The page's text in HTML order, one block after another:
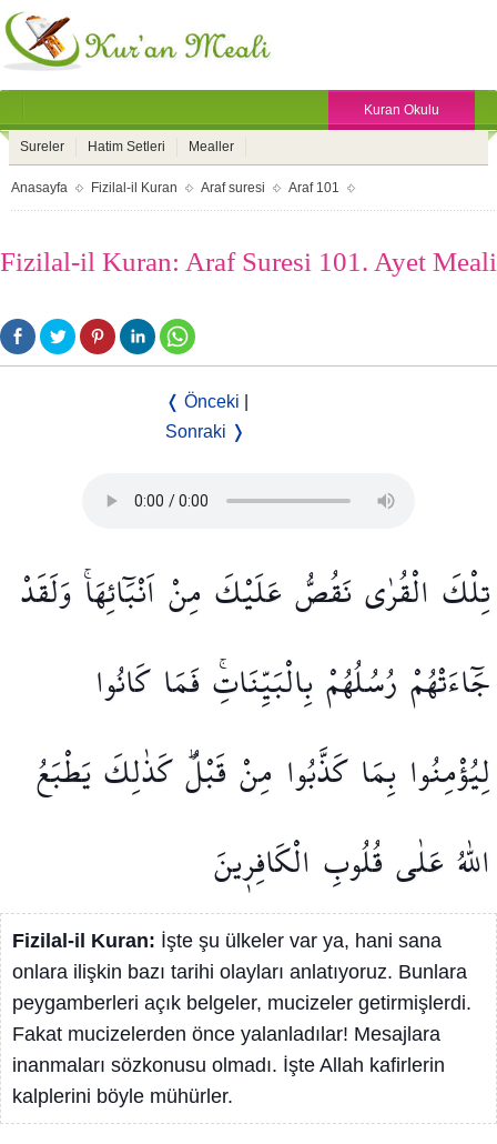
Kuran Okulu
Sureler Hatim Setleri Mealler
Anasayfa Fizilal-il Kuran Araf suresi Araf 101
Fizilal-il Kuran: Araf Suresi 101. Ayet Meali
❬ Önceki
Sonraki ❭
تِلْكَ الْقُرٰىنَقُصُّ عَلَيْكَ مِنْاَنْبَٓائِهَاۚوَلَقَدْ
جَٓاءَتْهُمْ رُسُلُهُمْبِالْبَيِّنَاتِۚفَمَا كَانُوا
لِيُؤْمِنُوا بِمَا كَذَّبُوا مِنْ قَبْلُۜكَذٰلِكَيَطْبَعُ
اللّٰهُ عَلٰى قُلُوبِ الْكَافِر۪ينَ
Fizilal-il Kuran: İşte şu ülkeler var ya, hani sana
onlara ilişkin bazı tarihi olayları anlatıyoruz. Bunlara
peygamberleri açık belgeler, mucizeler getirmişlerdi.
Fakat mucizelerden önce yalanladılar! Mesajlara
inanmaları sözkonusu olmadı. İşte Allah kafirlerin
kalplerini böyle mühürler.